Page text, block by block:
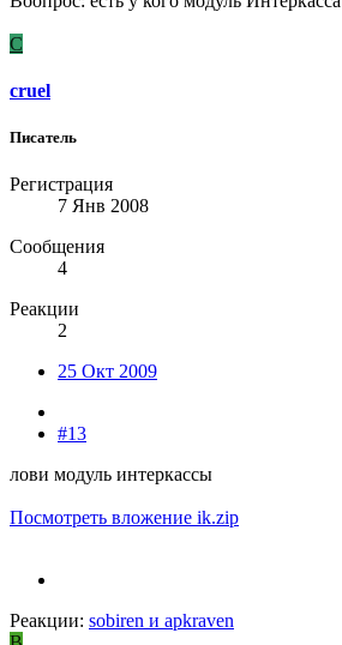
C
cruel
Писатель
Регистрация
7 Янв 2008
Сообщения
4
Реакции
2
25 Окт 2009
#13
лови модуль интеркассы
Посмотреть вложение ik.zip
Реакции: sobiren и apkraven